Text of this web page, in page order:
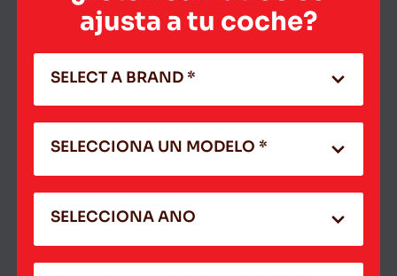
ajusta a tu coche?
SELECT A BRAND *
SELECCIONA UN MODELO *
SELECCIONA ANO